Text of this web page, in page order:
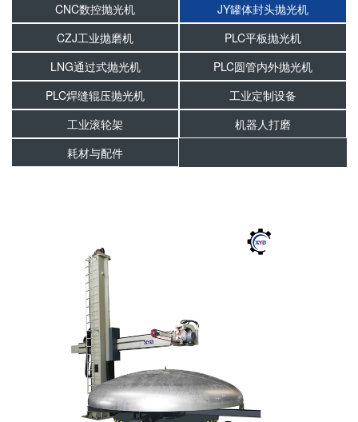
CNC数控抛光机
JY罐体封头抛光机
CZJ工业抛磨机
PLC平板抛光机
LNG通过式抛光机
PLC圆管内外抛光机
PLC焊缝辊压抛光机
工业定制设备
工业滚轮架
机器人打磨
耗材与配件